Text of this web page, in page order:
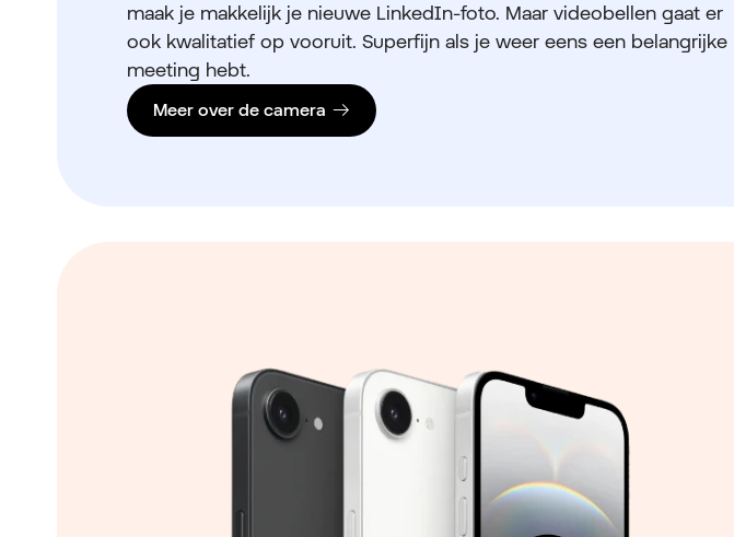
maak je makkelijk je nieuwe LinkedIn-foto. Maar videobellen gaat er
ook kwalitatief op vooruit. Superfijn als je weer eens een belangrijke
meeting hebt.
Meer over de camera